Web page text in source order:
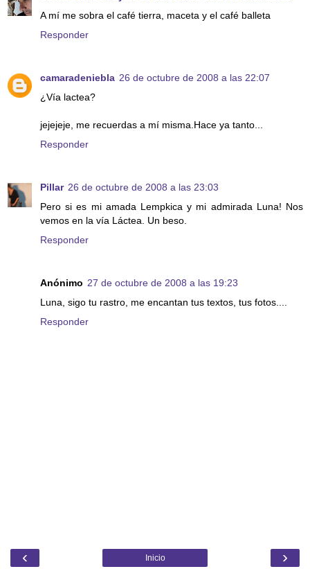
A mí me sobra el café tierra, maceta y el café balleta
Responder
camaradeniebla 26 de octubre de 2008 a las 22:07
¿Vía lactea?
jejejeje, me recuerdas a mí misma.Hace ya tanto...
Responder
Pillar 26 de octubre de 2008 a las 23:03
Pero si es mi amada Lempkica y mi admirada Luna! Nos
vemos en la vía Láctea. Un beso.
Responder
Anónimo 27 de octubre de 2008 a las 19:23
Luna, sigo tu rastro, me encantan tus textos, tus fotos....
Responder
‹ ›
Inicio